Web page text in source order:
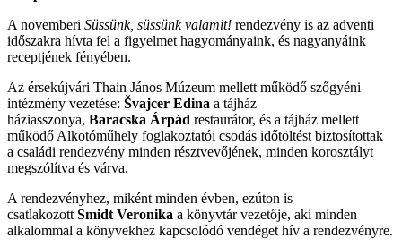
A novemberi Süssünk, süssünk valamit! rendezvény is az adventi
időszakra hívta fel a figyelmet hagyományaink, és nagyanyáink
receptjének fényében.
Az érsekújvári Thain János Múzeum mellett működő szőgyéni
intézmény vezetése: Švajcer Edina a tájház
háziasszonya, Baracska Árpád restaurátor, és a tájház mellett
működő Alkotóműhely foglakoztatói csodás időtöltést biztosítottak
a családi rendezvény minden résztvevőjének, minden korosztályt
megszólítva és várva.
A rendezvényhez, miként minden évben, ezúton is
csatlakozott Smidt Veronika a könyvtár vezetője, aki minden
alkalommal a könyvekhez kapcsolódó vendéget hív a rendezvényre.